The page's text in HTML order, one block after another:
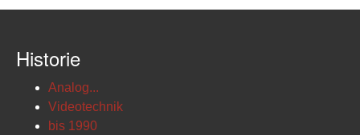
Historie
Analog...
Videotechnik
bis 1990